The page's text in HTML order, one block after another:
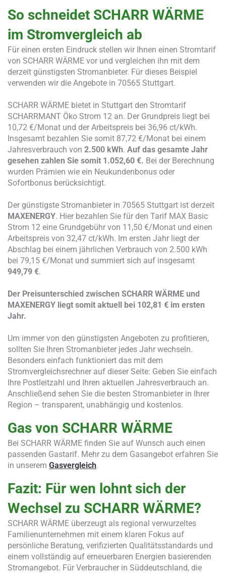
So schneidet SCHARR WÄRME
im Stromvergleich ab
Für einen ersten Eindruck stellen wir Ihnen einen Stromtarif
von SCHARR WÄRME vor und vergleichen ihn mit dem
derzeit günstigsten Stromanbieter. Für dieses Beispiel
verwenden wir die Angebote in 70565 Stuttgart.
SCHARR WÄRME bietet in Stuttgart den Stromtarif
SCHARRMANT Öko Strom 12 an. Der Grundpreis liegt bei
10,72 €/Monat und der Arbeitspreis bei 36,96 ct/kWh.
Insgesamt bezahlen Sie somit 87,72 €/Monat bei einem
Jahresverbrauch von 2.500 kWh. Auf das gesamte Jahr
gesehen zahlen Sie somit 1.052,60 €. Bei der Berechnung
wurden Prämien wie ein Neukundenbonus oder
Sofortbonus berücksichtigt.
Der günstigste Stromanbieter in 70565 Stuttgart ist derzeit
MAXENERGY. Hier bezahlen Sie für den Tarif MAX Basic
Strom 12 eine Grundgebühr von 11,50 €/Monat und einen
Arbeitspreis von 32,47 ct/kWh. Im ersten Jahr liegt der
Abschlag bei einem jährlichen Verbrauch von 2.500 kWh
bei 79,15 €/Monat und summiert sich auf insgesamt
949,79 €.
Der Preisunterschied zwischen SCHARR WÄRME und
MAXENERGY liegt somit aktuell bei 102,81 € im ersten
Jahr.
Um immer von den günstigsten Angeboten zu profitieren,
sollten Sie Ihren Stromanbieter jedes Jahr wechseln.
Besonders einfach funktioniert das mit dem
Stromvergleichsrechner auf dieser Seite: Geben Sie einfach
Ihre Postleitzahl und Ihren aktuellen Jahresverbrauch an.
Anschließend sehen Sie die besten Stromanbieter in Ihrer
Region – transparent, unabhängig und kostenlos.
Gas von SCHARR WÄRME
Bei SCHARR WÄRME finden Sie auf Wunsch auch einen
passenden Gastarif. Mehr zu dem Gasangebot erfahren Sie
in unserem Gasvergleich.
Fazit: Für wen lohnt sich der
Wechsel zu SCHARR WÄRME?
SCHARR WÄRME überzeugt als regional verwurzeltes
Familienunternehmen mit einem klaren Fokus auf
persönliche Beratung, verifizierten Qualitätsstandards und
einem vollständig auf erneuerbaren Energien basierenden
Stromangebot. Für Verbraucher in Süddeutschland, die